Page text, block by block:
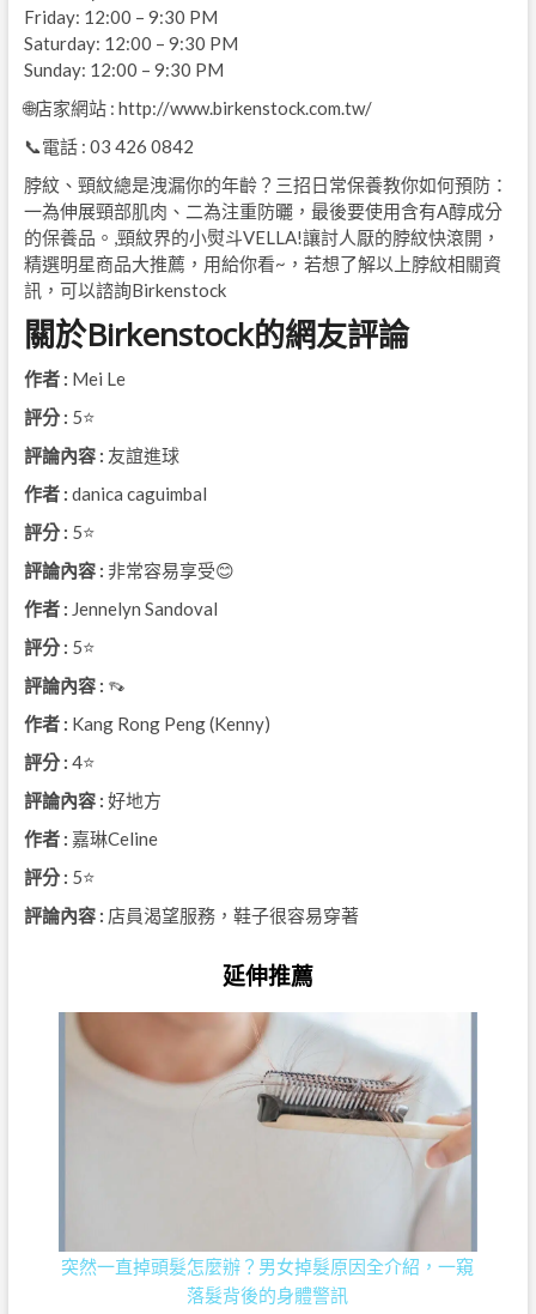
Friday: 12:00 – 9:30 PM
Saturday: 12:00 – 9:30 PM
Sunday: 12:00 – 9:30 PM
🌐店家網站 : http://www.birkenstock.com.tw/
📞電話 : 03 426 0842
脖紋、頸紋總是洩漏你的年齡？三招日常保養教你如何預防：
一為伸展頸部肌肉、二為注重防曬，最後要使用含有A醇成分
的保養品。,頸紋界的小熨斗VELLA!讓討人厭的脖紋快滾開，
精選明星商品大推薦，用給你看~，若想了解以上脖紋相關資
訊，可以諮詢Birkenstock
關於Birkenstock的網友評論
作者 : Mei Le
評分 : 5⭐
評論內容 : 友誼進球
作者 : danica caguimbal
評分 : 5⭐
評論內容 : 非常容易享受😊
作者 : Jennelyn Sandoval
評分 : 5⭐
評論內容 : 👡
作者 : Kang Rong Peng (Kenny)
評分 : 4⭐
評論內容 : 好地方
作者 : 嘉琳Celine
評分 : 5⭐
評論內容 : 店員渴望服務，鞋子很容易穿著
延伸推薦
突然一直掉頭髮怎麼辦？男女掉髮原因全介紹，一窺
落髮背後的身體警訊